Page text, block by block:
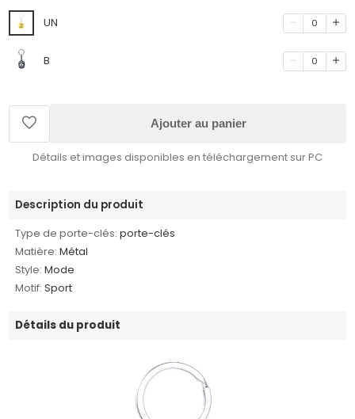
UN 0
B 0
Ajouter au panier
Détails et images disponibles en téléchargement sur PC
Description du produit
Type de porte-clés: porte-clés
Matière: Métal
Style: Mode
Motif: Sport
Détails du produit